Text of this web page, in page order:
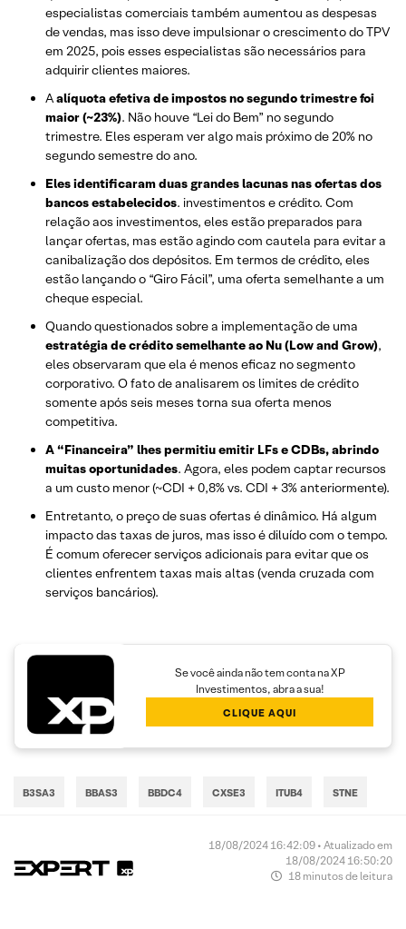
especialistas comerciais também aumentou as despesas
de vendas, mas isso deve impulsionar o crescimento do TPV
em 2025, pois esses especialistas são necessários para
adquirir clientes maiores.
Aalíquota efetiva de impostos no segundo trimestre foi
maior (~23%). Não houve “Lei do Bem” no segundo
trimestre. Eles esperam ver algo mais próximo de 20% no
segundo semestre do ano.
Eles identificaram duas grandes lacunas nas ofertas dos
bancos estabelecidos. investimentos e crédito. Com
relação aos investimentos, eles estão preparados para
lançar ofertas, mas estão agindo com cautela para evitar a
canibalização dos depósitos. Em termos de crédito, eles
estão lançando o “Giro Fácil”, uma oferta semelhante a um
cheque especial.
Quando questionados sobre a implementação de uma
estratégia de crédito semelhante ao Nu (Low and Grow),
eles observaram que ela é menos eficaz no segmento
corporativo. O fato de analisarem os limites de crédito
somente após seis meses torna sua oferta menos
competitiva.
A “Financeira” lhes permitiu emitir LFs e CDBs, abrindo
muitas oportunidades. Agora, eles podem captar recursos
a um custo menor (~CDI + 0,8% vs. CDI + 3% anteriormente).
Entretanto, o preço de suas ofertas é dinâmico. Há algum
impacto das taxas de juros, mas isso é diluído com o tempo.
É comum oferecer serviços adicionais para evitar que os
clientes enfrentem taxas mais altas (venda cruzada com
serviços bancários).
Se você ainda não tem conta na XP
Investimentos, abra a sua!
CLIQUE AQUI
B3SA3 BBAS3 BBDC4 CXSE3 ITUB4 STNE
18/08/2024 16:42:09 • Atualizado em
18/08/2024 16:50:20
18 minutos de leitura